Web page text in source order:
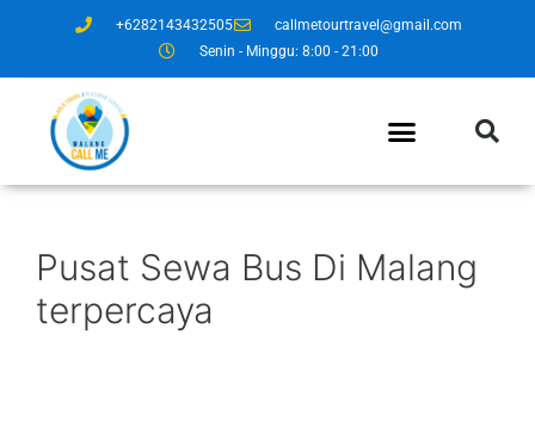
+6282143432505
callmetourtravel@gmail.com
Senin - Minggu: 8:00 - 21:00
Pusat Sewa Bus Di Malang
terpercaya